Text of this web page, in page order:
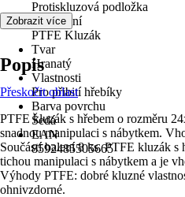
Protiskluzová podložka
Provedení
PTFE Kluzák
Tvar
Hranatý
Vlastnosti
Pro přibití hřebíky
Barva povrchu
Šedá
EAN
8592485505665
Zobrazit více
Popis
Přeskočit oblast
PTFE kluzák s hřebem o rozměru
snadnou manipulaci s nábytkem.
Součástí balení 8 ks. PTFE kluzák s
tichou manipulaci s nábytkem a je
Výhody PTFE: dobré kluzné
ohnivzdorné.